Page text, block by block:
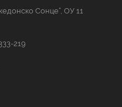
Сонце“, ОУ 11
219